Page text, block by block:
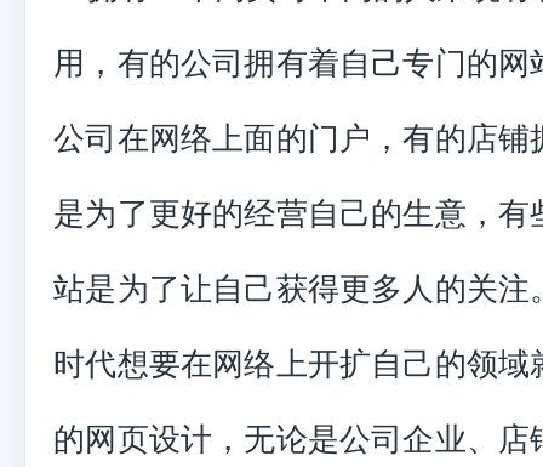
用，有的公司拥有着自己专门的网
公司在网络上面的门户，有的店铺
是为了更好的经营自己的生意，有
站是为了让自己获得更多人的关注
时代想要在网络上开扩自己的领域
的网页设计，无论是公司企业、店